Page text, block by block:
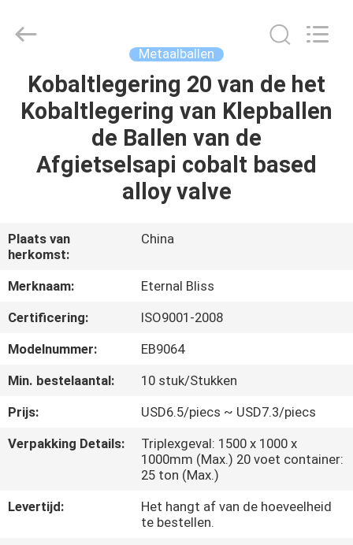
HUIS
PRODUCTEN
VIDEOS
ONGEVEER
ONS
FABRIEKSREIS
KWALITEITSCONTROLE
CONTACTEER
ONS
Casting
Reserved.
Metaalballen
Kobaltlegering 20 van de het
Kobaltlegering van Klepballen
de Ballen van de
Afgietselsapi cobalt based
alloy valve
Plaats van
herkomst:
China
Merknaam:
Eternal Bliss
Certificering:
ISO9001-2008
Modelnummer:
EB9064
Min. bestelaantal:
10 stuk/Stukken
Prijs:
USD6.5/piecs ~ USD7.3/piecs
Verpakking Details:
Triplexgeval: 1500 x 1000 x
1000mm (Max.) 20 voet container:
25 ton (Max.)
Levertijd:
Het hangt af van de hoeveelheid
te bestellen.